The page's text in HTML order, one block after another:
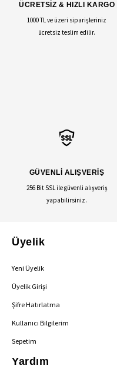
ÜCRETSİZ & HIZLI KARGO
1000 TL ve üzeri siparişleriniz
ücretsiz teslim edilir.
GÜVENLİ ALIŞVERİŞ
256 Bit SSL ile güvenli alışveriş
yapabilirsiniz.
Üyelik
Yeni Üyelik
Üyelik Girişi
Şifre Hatırlatma
Kullanıcı Bilgilerim
Sepetim
Yardım